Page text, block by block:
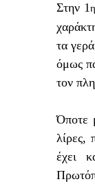
Στην 1η
τα
όμως
τον
Όποτε
λίρες,
έχει